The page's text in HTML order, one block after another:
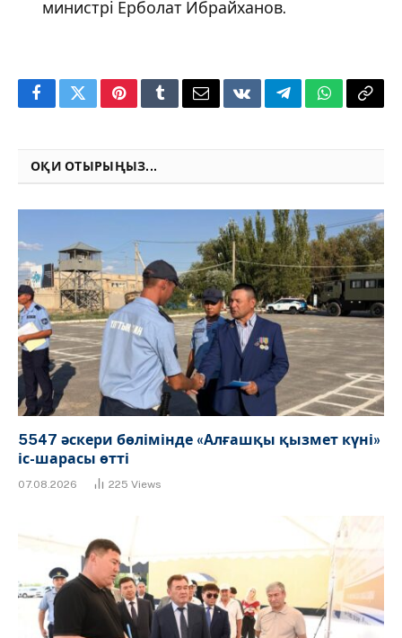
министрі Ерболат Ибрайханов.
FacebookTwitterPinterestTumblrEmailVKontakteTelegramWhatsApp
Copy
ОҚИ ОТЫРЫҢЫЗ...
5547 әскери бөлімінде «Алғашқы қызмет күні»
іс-шарасы өтті
07.08.2026 225 Views